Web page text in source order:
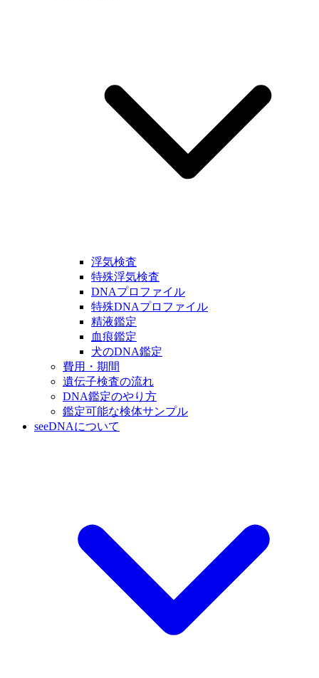
浮気検査
特殊浮気検査
DNAプロファイル
特殊DNAプロファイル
精液鑑定
血痕鑑定
犬のDNA鑑定
費用・期間
遺伝子検査の流れ
DNA鑑定のやり方
鑑定可能な検体サンプル
seeDNAについて